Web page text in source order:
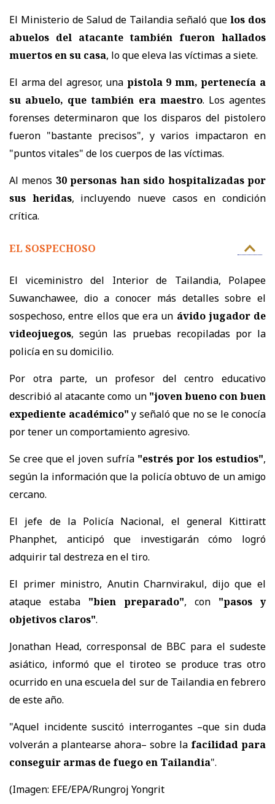
El Ministerio de Salud de Tailandia señaló que los dos
abuelos del atacante también fueron hallados
muertos en su casa, lo que eleva las víctimas a siete.
El arma del agresor, una pistola 9 mm, pertenecía a
su abuelo, que también era maestro. Los agentes
forenses determinaron que los disparos del pistolero
fueron "bastante precisos", y varios impactaron en
"puntos vitales" de los cuerpos de las víctimas.
Al menos 30 personas han sido hospitalizadas por
sus heridas, incluyendo nueve casos en condición
crítica.
EL SOSPECHOSO
El viceministro del Interior de Tailandia, Polapee
Suwanchawee, dio a conocer más detalles sobre el
sospechoso, entre ellos que era un ávido jugador de
videojuegos, según las pruebas recopiladas por la
policía en su domicilio.
Por otra parte, un profesor del centro educativo
describió al atacante como un "joven bueno con buen
expediente académico" y señaló que no se le conocía
por tener un comportamiento agresivo.
Se cree que el joven sufría"estrés por los estudios",
según la información que la policía obtuvo de un amigo
cercano.
El jefe de la Policía Nacional, el general Kittiratt
Phanphet, anticipó que investigarán cómo logró
adquirir tal destreza en el tiro.
El primer ministro, Anutin Charnvirakul, dijo que el
ataque estaba "bien preparado", con "pasos y
objetivos claros".
Jonathan Head, corresponsal de BBC para el sudeste
asiático, informó que el tiroteo se produce tras otro
ocurrido en una escuela del sur de Tailandia en febrero
de este año.
"Aquel incidente suscitó interrogantes –que sin duda
volverán a plantearse ahora– sobre la facilidad para
conseguir armas de fuego en Tailandia".
(Imagen: EFE/EPA/Rungroj Yongrit